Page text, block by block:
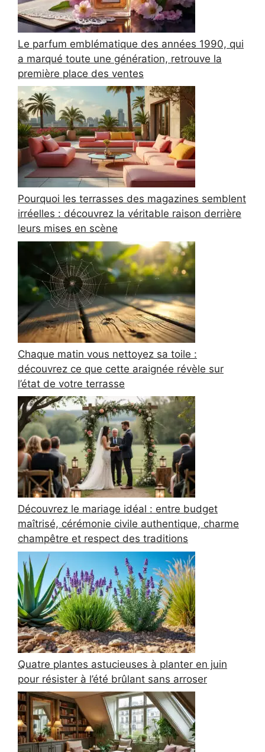
Le parfum emblématique des années 1990, qui
a marqué toute une génération, retrouve la
première place des ventes
Pourquoi les terrasses des magazines semblent
irréelles : découvrez la véritable raison derrière
leurs mises en scène
Chaque matin vous nettoyez sa toile :
découvrez ce que cette araignée révèle sur
l’état de votre terrasse
Découvrez le mariage idéal : entre budget
maîtrisé, cérémonie civile authentique, charme
champêtre et respect des traditions
Quatre plantes astucieuses à planter en juin
pour résister à l’été brûlant sans arroser